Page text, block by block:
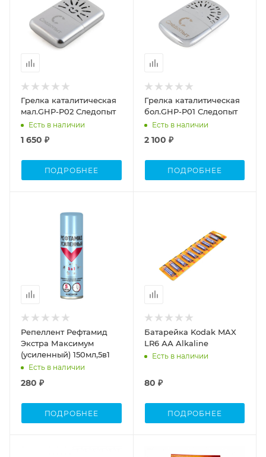
Грелка каталитическая
мал.GHP-P02 Следопыт
Есть в наличии
1 650 ₽
ПОДРОБНЕЕ
Грелка каталитическая
бол.GHP-P01 Следопыт
Есть в наличии
2 100 ₽
ПОДРОБНЕЕ
Репеллент Рефтамид
Экстра Максимум
(усиленный) 150мл,5в1
Есть в наличии
280 ₽
ПОДРОБНЕЕ
Батарейка Kodak MAX
LR6 АА Alkaline
Есть в наличии
80 ₽
ПОДРОБНЕЕ